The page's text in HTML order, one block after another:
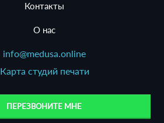
Контакты
О нас
info@medusa.online
Карта студий печати
ПЕРЕЗВОНИТЕ МНЕ